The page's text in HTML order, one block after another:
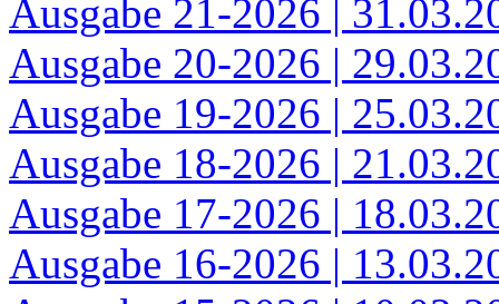
Ausgabe 21-2026 |
Ausgabe 20-2026 |
Ausgabe 19-2026 |
Ausgabe 18-2026 |
Ausgabe 17-2026 |
Ausgabe 16-2026 |